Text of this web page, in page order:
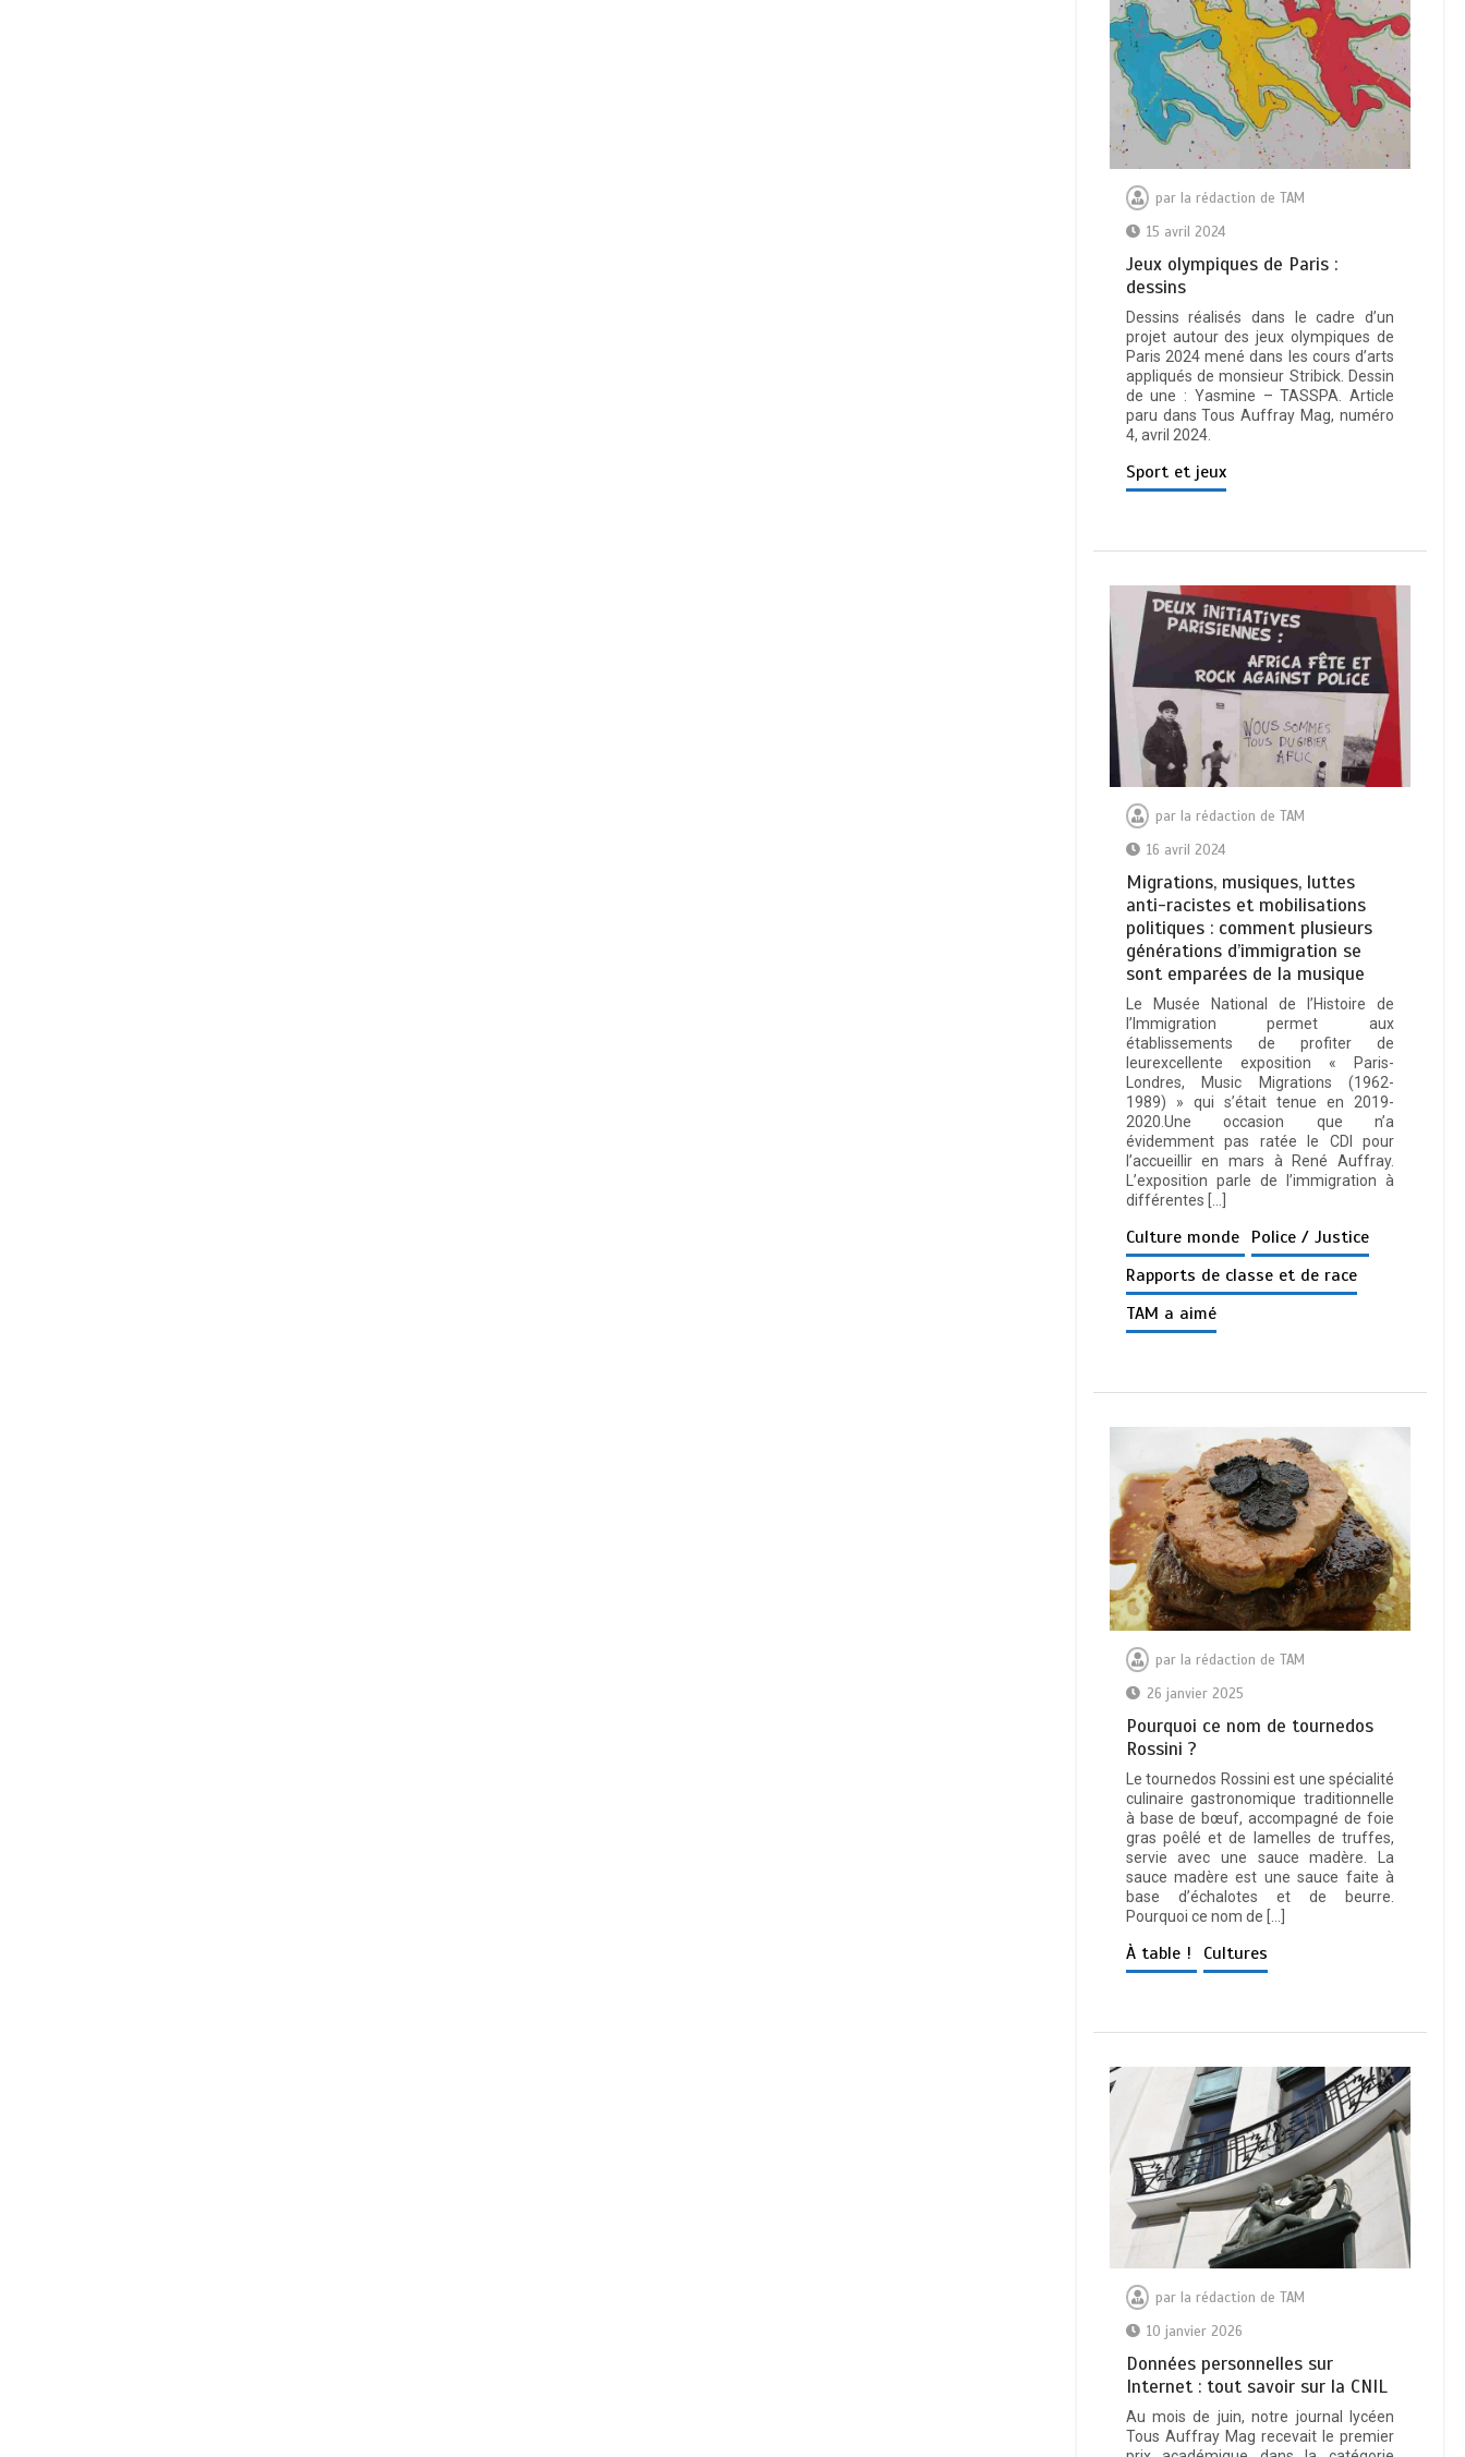
par la rédaction de TAM
15 avril 2024
Jeux olympiques de Paris :
dessins
Dessins réalisés dans le cadre d’un
projet autour des jeux olympiques de
Paris 2024 mené dans les cours d’arts
appliqués de monsieur Stribick. Dessin
de une : Yasmine – TASSPA. Article
paru dans Tous Auffray Mag, numéro
4, avril 2024.
Sport et jeux
par la rédaction de TAM
16 avril 2024
Migrations, musiques, luttes
anti-racistes et mobilisations
politiques : comment plusieurs
générations d’immigration se
sont emparées de la musique
Le Musée National de l’Histoire de
l’Immigration permet aux
établissements de profiter de
leurexcellente exposition « Paris-
Londres, Music Migrations (1962-
1989) » qui s’était tenue en 2019-
2020.Une occasion que n’a
évidemment pas ratée le CDI pour
l’accueillir en mars à René Auffray.
L’exposition parle de l’immigration à
différentes […]
Culture monde Police / Justice
Rapports de classe et de race
TAM a aimé
par la rédaction de TAM
26 janvier 2025
Pourquoi ce nom de tournedos
Rossini ?
Le tournedos Rossini est une spécialité
culinaire gastronomique traditionnelle
à base de bœuf, accompagné de foie
gras poêlé et de lamelles de truffes,
servie avec une sauce madère. La
sauce madère est une sauce faite à
base d’échalotes et de beurre.
Pourquoi ce nom de […]
À table ! Cultures
par la rédaction de TAM
10 janvier 2026
Données personnelles sur
Internet : tout savoir sur la CNIL
Au mois de juin, notre journal lycéen
Tous Auffray Mag recevait le premier